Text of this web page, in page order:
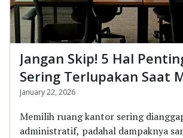
Jangan Skip! 5 Hal
Sering Terlupakan Saat
Ruang Kantor Jakarta
January 22, 2026
Memilih ruang kantor sering
administratif, padahal dampaknya